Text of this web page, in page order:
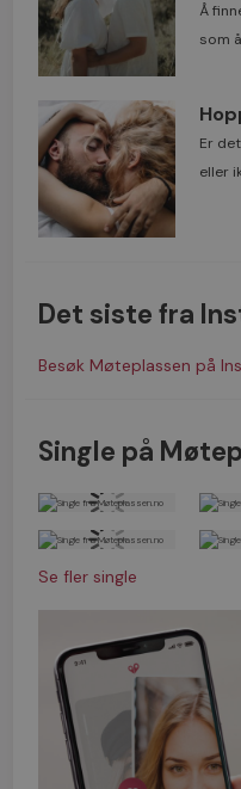
Å
som
Er
eller
Det siste fra
Besøk Møteplassen på
Single på
Se fler single